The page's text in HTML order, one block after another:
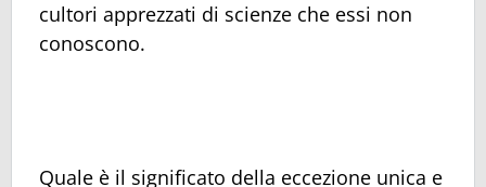
cultori apprezzati di scienze che essi non
conoscono.
Quale è il significato della eccezione unica e